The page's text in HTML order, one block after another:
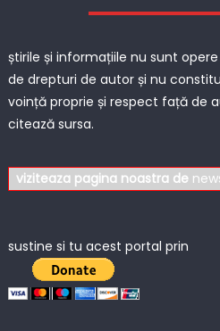
știrile și informațiile nu sunt
de drepturi de autor și nu
voință proprie și respect față de
citează sursa.
viziteaza pagina noastra de
sustine si tu acest portal prin